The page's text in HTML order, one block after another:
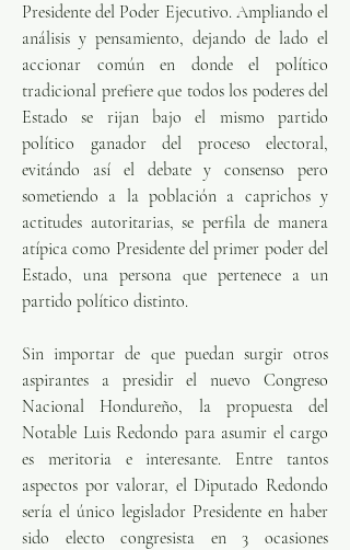
Presidente del Poder Ejecutivo. Ampliando el
análisis y pensamiento, dejando de lado el
accionar común en donde el político
tradicional prefiere que todos los poderes del
Estado se rijan bajo el mismo partido
político ganador del proceso electoral,
evitándo así el debate y consenso pero
sometiendo a la población a caprichos y
actitudes autoritarias, se perfila de manera
atípica como Presidente del primer poder del
Estado, una persona que pertenece a un
partido político distinto.
Sin importar de que puedan surgir otros
aspirantes a presidir el nuevo Congreso
Nacional Hondureño, la propuesta del
Notable Luis Redondo para asumir el cargo
es meritoria e interesante. Entre tantos
aspectos por valorar, el Diputado Redondo
sería el único legislador Presidente en haber
sido electo congresista en 3 ocasiones